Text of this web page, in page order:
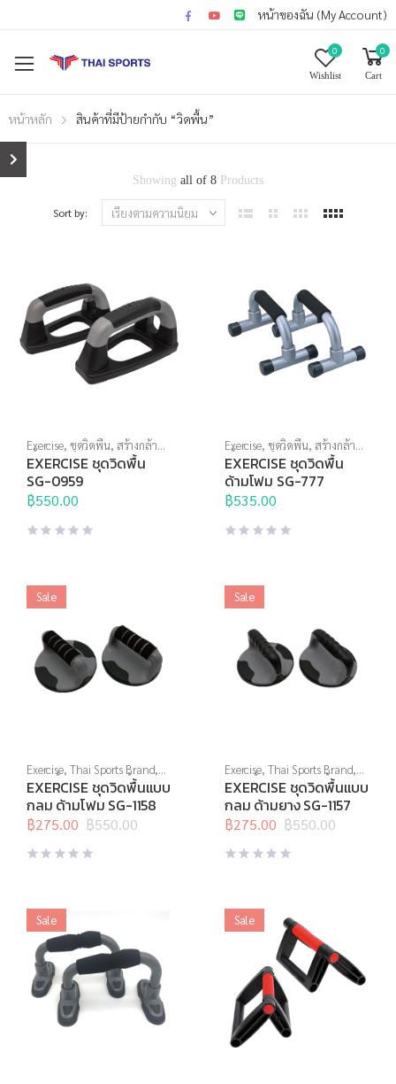
หน้าของฉัน (My Account)
0
Wishlist
0
Cart
หน้าหลัก สินค้าที่มีป้ายกำกับ “วิดพื้น”
Showing all of 8 Products
Sort by:
Exercise, ชุดวิดพื้น, สร้างกล้าม
เนื้อ,อุปกรณ์บริหารกาย
EXERCISE ชุดวิดพื้น
SG-0959
฿550.00
Exercise, ชุดวิดพื้น, สร้างกล้าม
เนื้อ,อุปกรณ์บริหารกาย
EXERCISE ชุดวิดพื้น
ด้ามโฟม SG-777
฿535.00
Sale
Exercise, Thai Sports Brand,
ชุดวิดพื้น,สร้างกล้ามเนื้อ,สินค้า
ล็อตสุดท้าย,อุปกรณ์บริหารกาย
EXERCISE ชุดวิดพื้นแบบ
กลม ด้ามโฟม SG-1158
฿550.00
Original
price
was:
฿275.00
Current
price
is:
Sale
Exercise, Thai Sports Brand,
ชุดวิดพื้น,สร้างกล้ามเนื้อ,สินค้า
ล็อตสุดท้าย,อุปกรณ์บริหารกาย
EXERCISE ชุดวิดพื้นแบบ
กลม ด้ามยาง SG-1157
฿550.00
Original
price
was:
฿275.00
Current
price
is:
Sale Sale